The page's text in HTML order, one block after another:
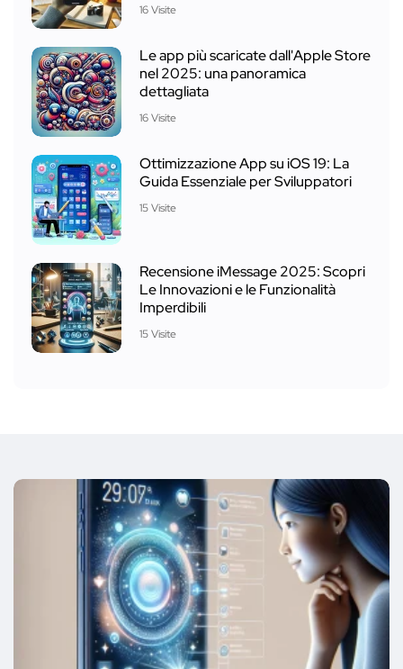
16 Visite
Le app più scaricate dall'Apple Store
nel 2025: una panoramica
dettagliata
16 Visite
Ottimizzazione App su iOS 19: La
Guida Essenziale per Sviluppatori
15 Visite
Recensione iMessage 2025: Scopri
Le Innovazioni e le Funzionalità
Imperdibili
15 Visite